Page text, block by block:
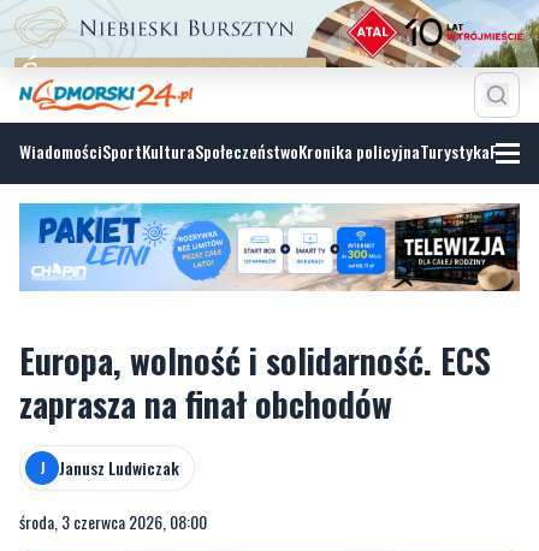
WiadomościSportKulturaSpołeczeństwoKronika policyjnaTurystyka
Europa, wolność i solidarność. ECS
J Janusz Ludwiczak